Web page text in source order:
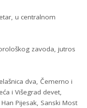
u centralnom
zavoda, jutros
dva, Čemerno i
i Višegrad devet,
Pijesak, Sanski Most